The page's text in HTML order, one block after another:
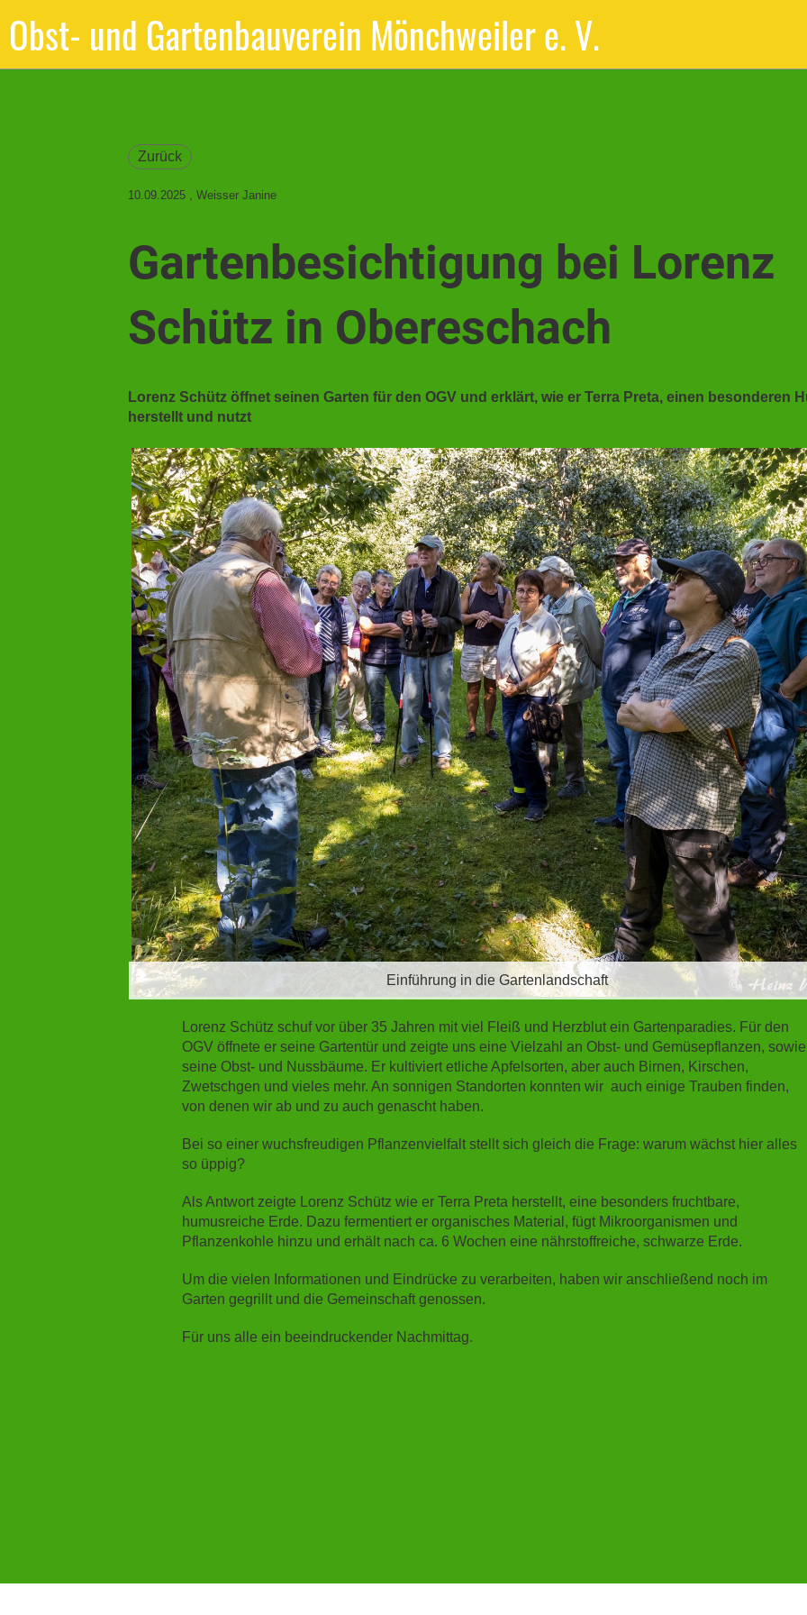
Obst- und Gartenbauverein Mönchweiler e. V.
Zurück
10.09.2025 , Weisser Janine
Gartenbesichtigung bei Lorenz
Schütz in Obereschach
Lorenz Schütz öffnet seinen Garten für den OGV und erklärt, wie er Terra Preta, einen besonderen
herstellt und nutzt
Einführung in die Gartenlandschaft
Lorenz Schütz schuf vor über 35 Jahren mit viel Fleiß und Herzblut ein Gartenparadies. Für den
OGV öffnete er seine Gartentür und zeigte uns eine Vielzahl an Obst- und Gemüsepflanzen, sowie
seine Obst- und Nussbäume. Er kultiviert etliche Apfelsorten, aber auch Birnen, Kirschen,
Zwetschgen und vieles mehr. An sonnigen Standorten konnten wir auch einige Trauben finden,
von denen wir ab und zu auch genascht haben.
Bei so einer wuchsfreudigen Pflanzenvielfalt stellt sich gleich die Frage: warum wächst hier alles
so üppig?
Als Antwort zeigte Lorenz Schütz wie er Terra Preta herstellt, eine besonders fruchtbare,
humusreiche Erde. Dazu fermentiert er organisches Material, fügt Mikroorganismen und
Pflanzenkohle hinzu und erhält nach ca. 6 Wochen eine nährstoffreiche, schwarze Erde.
Um die vielen Informationen und Eindrücke zu verarbeiten, haben wir anschließend noch im
Garten gegrillt und die Gemeinschaft genossen.
Für uns alle ein beeindruckender Nachmittag.